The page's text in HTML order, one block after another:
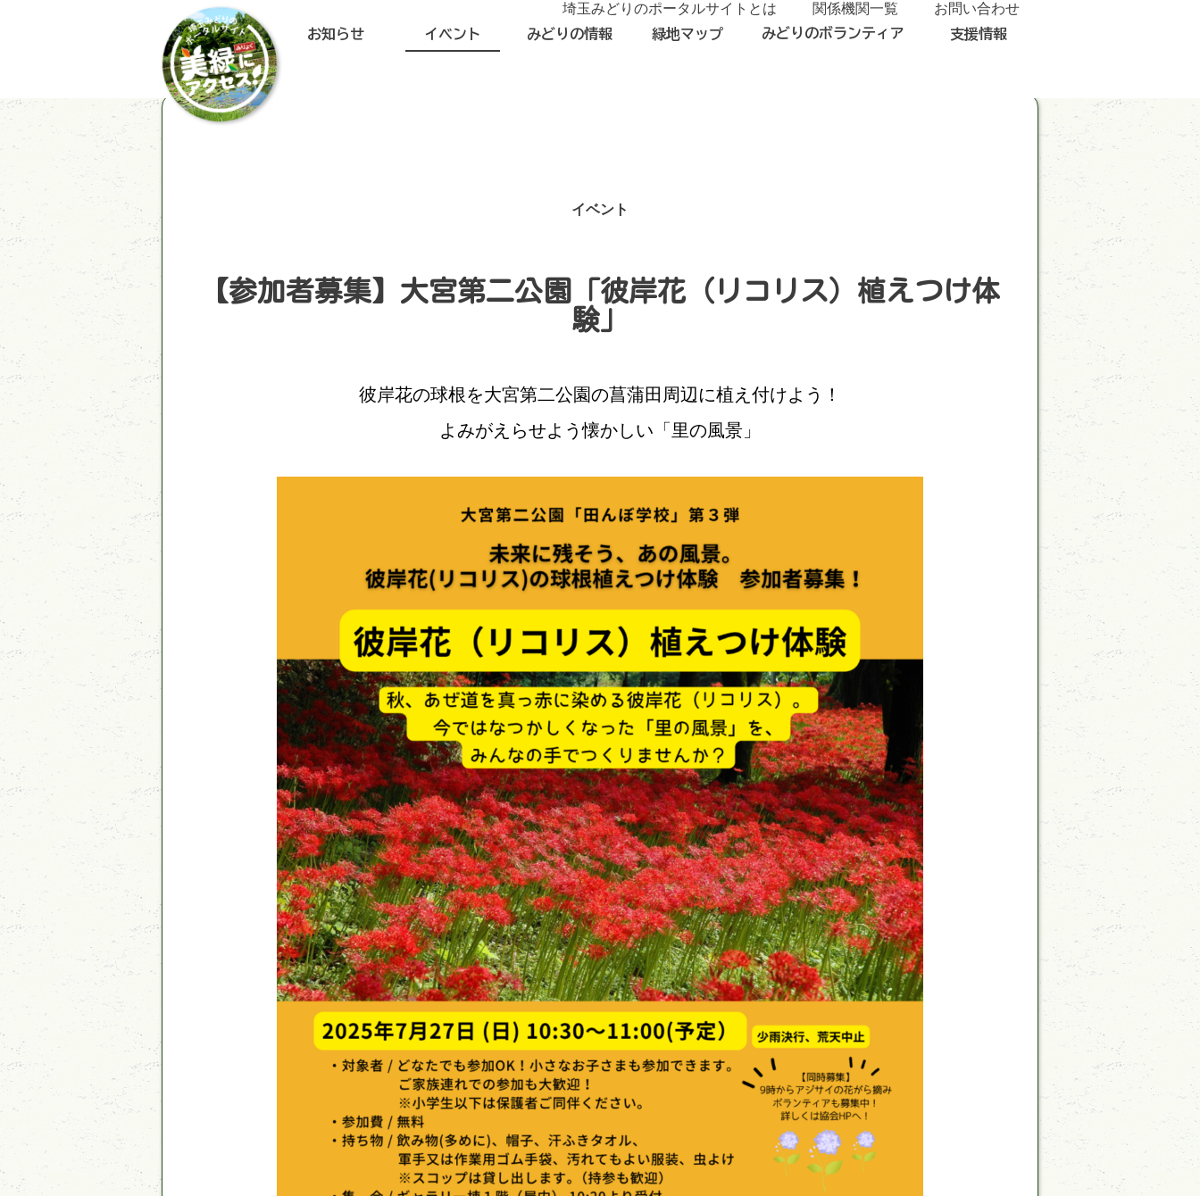
埼玉みどりのポータルサイトとは 関係機関一覧 お問い合わせ
お知らせ イベント みどりの情報 緑地マップ みどりのボランティア 支援情報
イベント
【参加者募集】大宮第二公園「彼岸花（リコリス）植えつけ体
験」
彼岸花の球根を大宮第二公園の菖蒲田周辺に植え付けよう！
よみがえらせよう懐かしい「里の風景」